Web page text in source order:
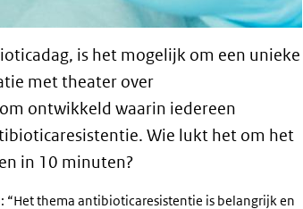
is het mogelijk om een unieke
met theater over
ontwikkeld waarin iedereen
Wie lukt het om het
in 10 minuten?
“Het thema antibioticaresistentie is belangrijk en